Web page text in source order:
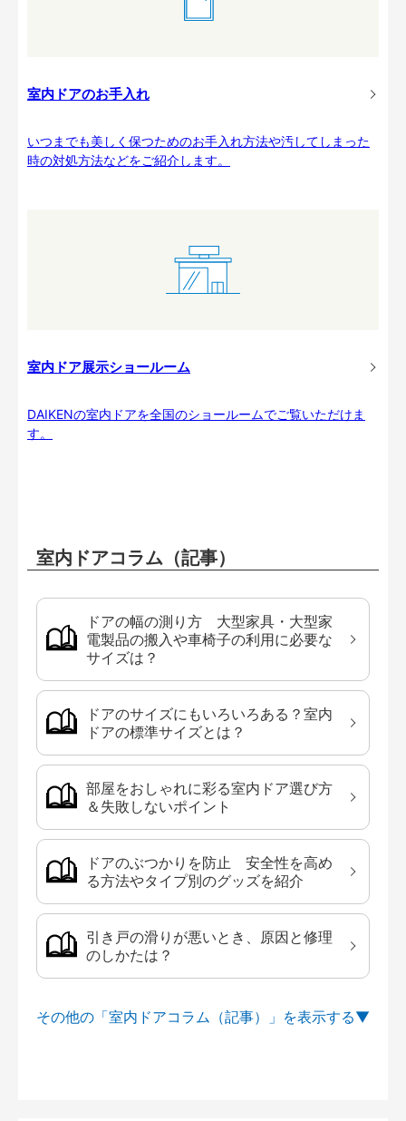
室内ドアのお手入れ
いつまでも美しく保つためのお手入れ方法や汚してしまった
時の対処方法などをご紹介します。
室内ドア展示ショールーム
DAIKENの室内ドアを全国のショールームでご覧いただけま
す。
室内ドアコラム（記事）
ドアの幅の測り方 大型家具・大型家
電製品の搬入や車椅子の利用に必要な
サイズは？
ドアのサイズにもいろいろある？室内
ドアの標準サイズとは？
部屋をおしゃれに彩る室内ドア選び方
＆失敗しないポイント
ドアのぶつかりを防止 安全性を高め
る方法やタイプ別のグッズを紹介
引き戸の滑りが悪いとき、原因と修理
のしかたは？
その他の「室内ドアコラム（記事）」を